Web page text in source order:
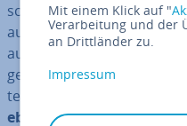
schi­nen­be­reich und
ausbaut, ist man als
aus­weich­lich an das
gebunden. Selbst für
ter­na­tiv­lo­ses
eben­bür­ti­ge Al­ter­na­ti­ven
Mit einem Klick auf "
Verarbeitung und der
an Drittländer zu.
Impressum